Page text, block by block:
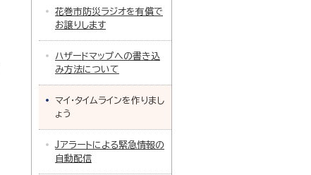
花巻市防災ラジオを有償で
お譲りします
ハザードマップへの書き込
み方法について
マイ・タイムラインを作りまし
ょう
Jアラートによる緊急情報の
自動配信